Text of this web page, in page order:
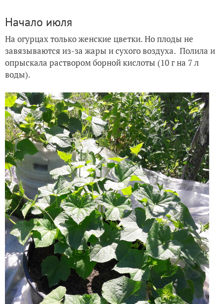
Начало июля
На огурцах только женские цветки. Но плоды не
завязываются из-за жары и сухого воздуха. Полила и
опрыскала раствором борной кислоты (10 г на 7 л
воды).